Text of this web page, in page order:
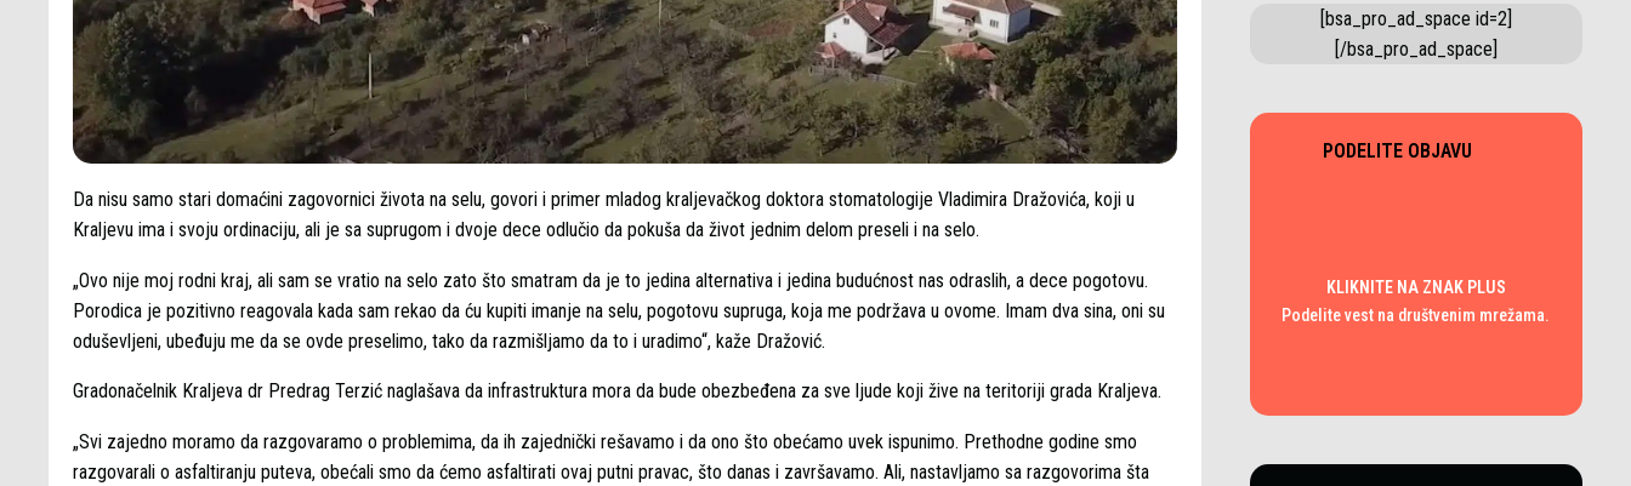
Da nisu samo stari domaćini zagovornici života na selu, govori i primer mladog kraljevačkog doktora stomatologije Vladimira Dražovića, koji u
Kraljevu ima i svoju ordinaciju, ali je sa suprugom i dvoje dece odlučio da pokuša da život jednim delom preseli i na selo.
„Ovo nije moj rodni kraj, ali sam se vratio na selo zato što smatram da je to jedina alternativa i jedina budućnost nas odraslih, a dece pogotovu.
Porodica je pozitivno reagovala kada sam rekao da ću kupiti imanje na selu, pogotovu supruga, koja me podržava u ovome. Imam dva sina, oni su
oduševljeni, ubeđuju me da se ovde preselimo, tako da razmišljamo da to i uradimo“, kaže Dražović.
Gradonačelnik Kraljeva dr Predrag Terzić naglašava da infrastruktura mora da bude obezbeđena za sve ljude koji žive na teritoriji grada Kraljeva.
„Svi zajedno moramo da razgovaramo o problemima, da ih zajednički rešavamo i da ono što obećamo uvek ispunimo. Prethodne godine smo
razgovarali o asfaltiranju puteva, obećali smo da ćemo asfaltirati ovaj putni pravac, što danas i završavamo. Ali, nastavljamo sa razgovorima šta
[bsa_pro_ad_space id=2]
[/bsa_pro_ad_space]
PODELITE OBJAVU
KLIKNITE NA ZNAK PLUS
Podelite vest na društvenim mrežama.